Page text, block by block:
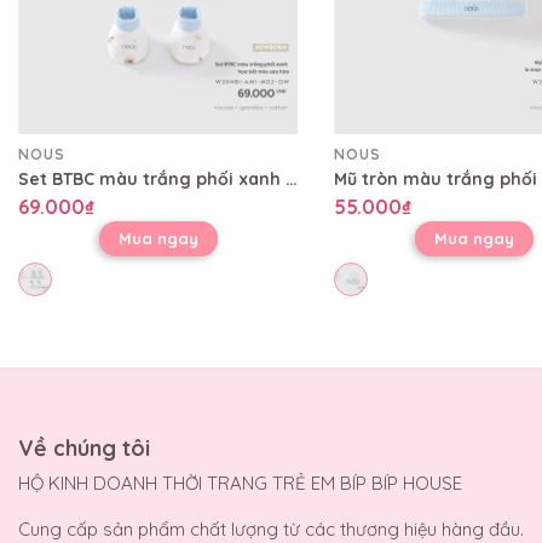
NOUS
Set BTBC màu trắng phối xanh họa tiết mèo sao hỏa
69.000₫
Mua ngay
NOUS
55.000₫
Mua ngay
Về chúng tôi
HỘ KINH DOANH THỜI TRANG TRẺ EM BÍP BÍP HOUSE
Cung cấp sản phẩm chất lượng từ các thương hiệu hàng đầu.